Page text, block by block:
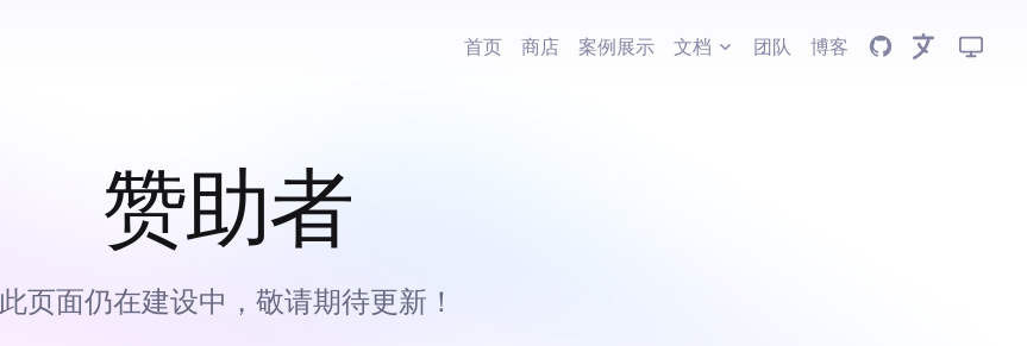
首页 商店 案例展示 文档 团队 博客 GitHub
赞助者
此页面仍在建设中，敬请期待更新！